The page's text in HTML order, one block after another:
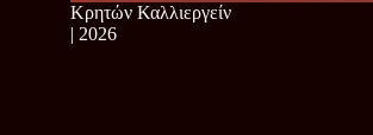
Κρητών Καλλιεργείν
| 2026